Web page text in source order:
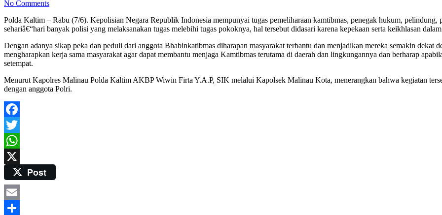
No Comments
Polda Kaltim – Rabu (7/6). Kepolisian Negara Republik Indonesia mempunyai tugas pemeliharaan kamtibmas, penegak hukum, pelindung,
sehariâ€“hari banyak polisi yang melaksanakan tugas melebihi tugas pokoknya, hal tersebut didasari karena kepekaan serta keikhlasan
Dengan adanya sikap peka dan peduli dari anggota Bhabinkatibmas diharapan masyarakat terbantu dan menjadikan mereka semakin dekat
mengharapkan kerja sama masyarakat agar dapat membantu menjaga Kamtibmas terutama di daerah dan lingkungannya dan berharap
setempat.
Menurut Kapolres Malinau Polda Kaltim AKBP Wiwin Firta Y.A.P, SIK melalui Kapolsek Malinau Kota, menerangkan bahwa kegiatan
dengan anggota Polri.
Facebook
Twitter
WhatsApp
Post
Email